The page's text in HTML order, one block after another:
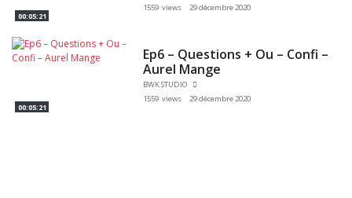
00:05:21
1559 views
29 décembre 2020
00:05:21
Ep6 – Questions + Ou – Confi –
Aurel Mange
BWK STUDIO
1559 views
29 décembre 2020